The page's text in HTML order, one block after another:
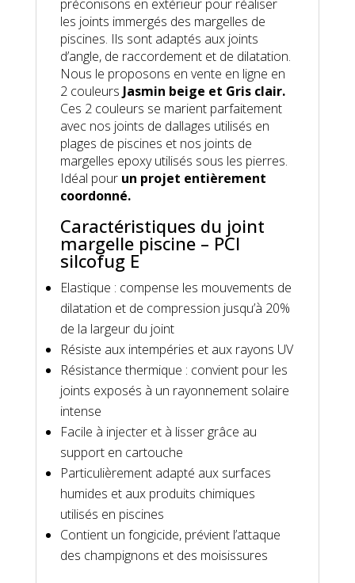
préconisons en extérieur pour réaliser
les joints immergés des margelles de
piscines. Ils sont adaptés aux joints
d’angle, de raccordement et de dilatation.
Nous le proposons en vente en ligne en
2 couleurs Jasmin beige et Gris clair.
Ces 2 couleurs se marient parfaitement
avec nos joints de dallages utilisés en
plages de piscines et nos joints de
margelles epoxy utilisés sous les pierres.
Idéal pour un projet entièrement
coordonné.
Caractéristiques du joint
margelle piscine – PCI
silcofug E
Elastique : compense les mouvements de
dilatation et de compression jusqu’à 20%
de la largeur du joint
Résiste aux intempéries et aux rayons UV
Résistance thermique : convient pour les
joints exposés à un rayonnement solaire
intense
Facile à injecter et à lisser grâce au
support en cartouche
Particulièrement adapté aux surfaces
humides et aux produits chimiques
utilisés en piscines
Contient un fongicide, prévient l’attaque
des champignons et des moisissures